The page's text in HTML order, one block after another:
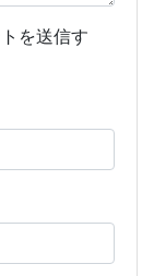
を送信す